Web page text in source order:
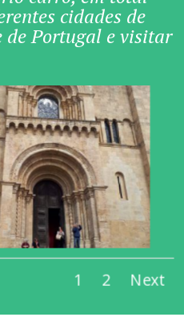
cidades de
de Portugal e visitar
1 2 Next